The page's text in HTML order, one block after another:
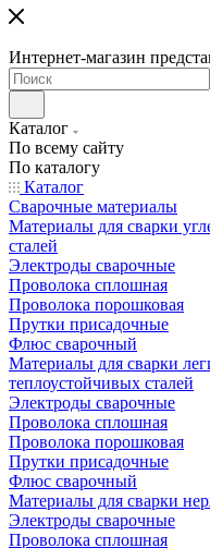
Интернет-магазин
Каталог
По всему сайту
По каталогу
Каталог
Сварочные материалы
Материалы для сварки
сталей
Электроды сварочные
Проволока сплошная
Проволока порошковая
Прутки присадочные
Флюс сварочный
Материалы для сварки
теплоустойчивых сталей
Электроды сварочные
Проволока сплошная
Проволока порошковая
Прутки присадочные
Флюс сварочный
Материалы для сварки
Электроды сварочные
Проволока сплошная